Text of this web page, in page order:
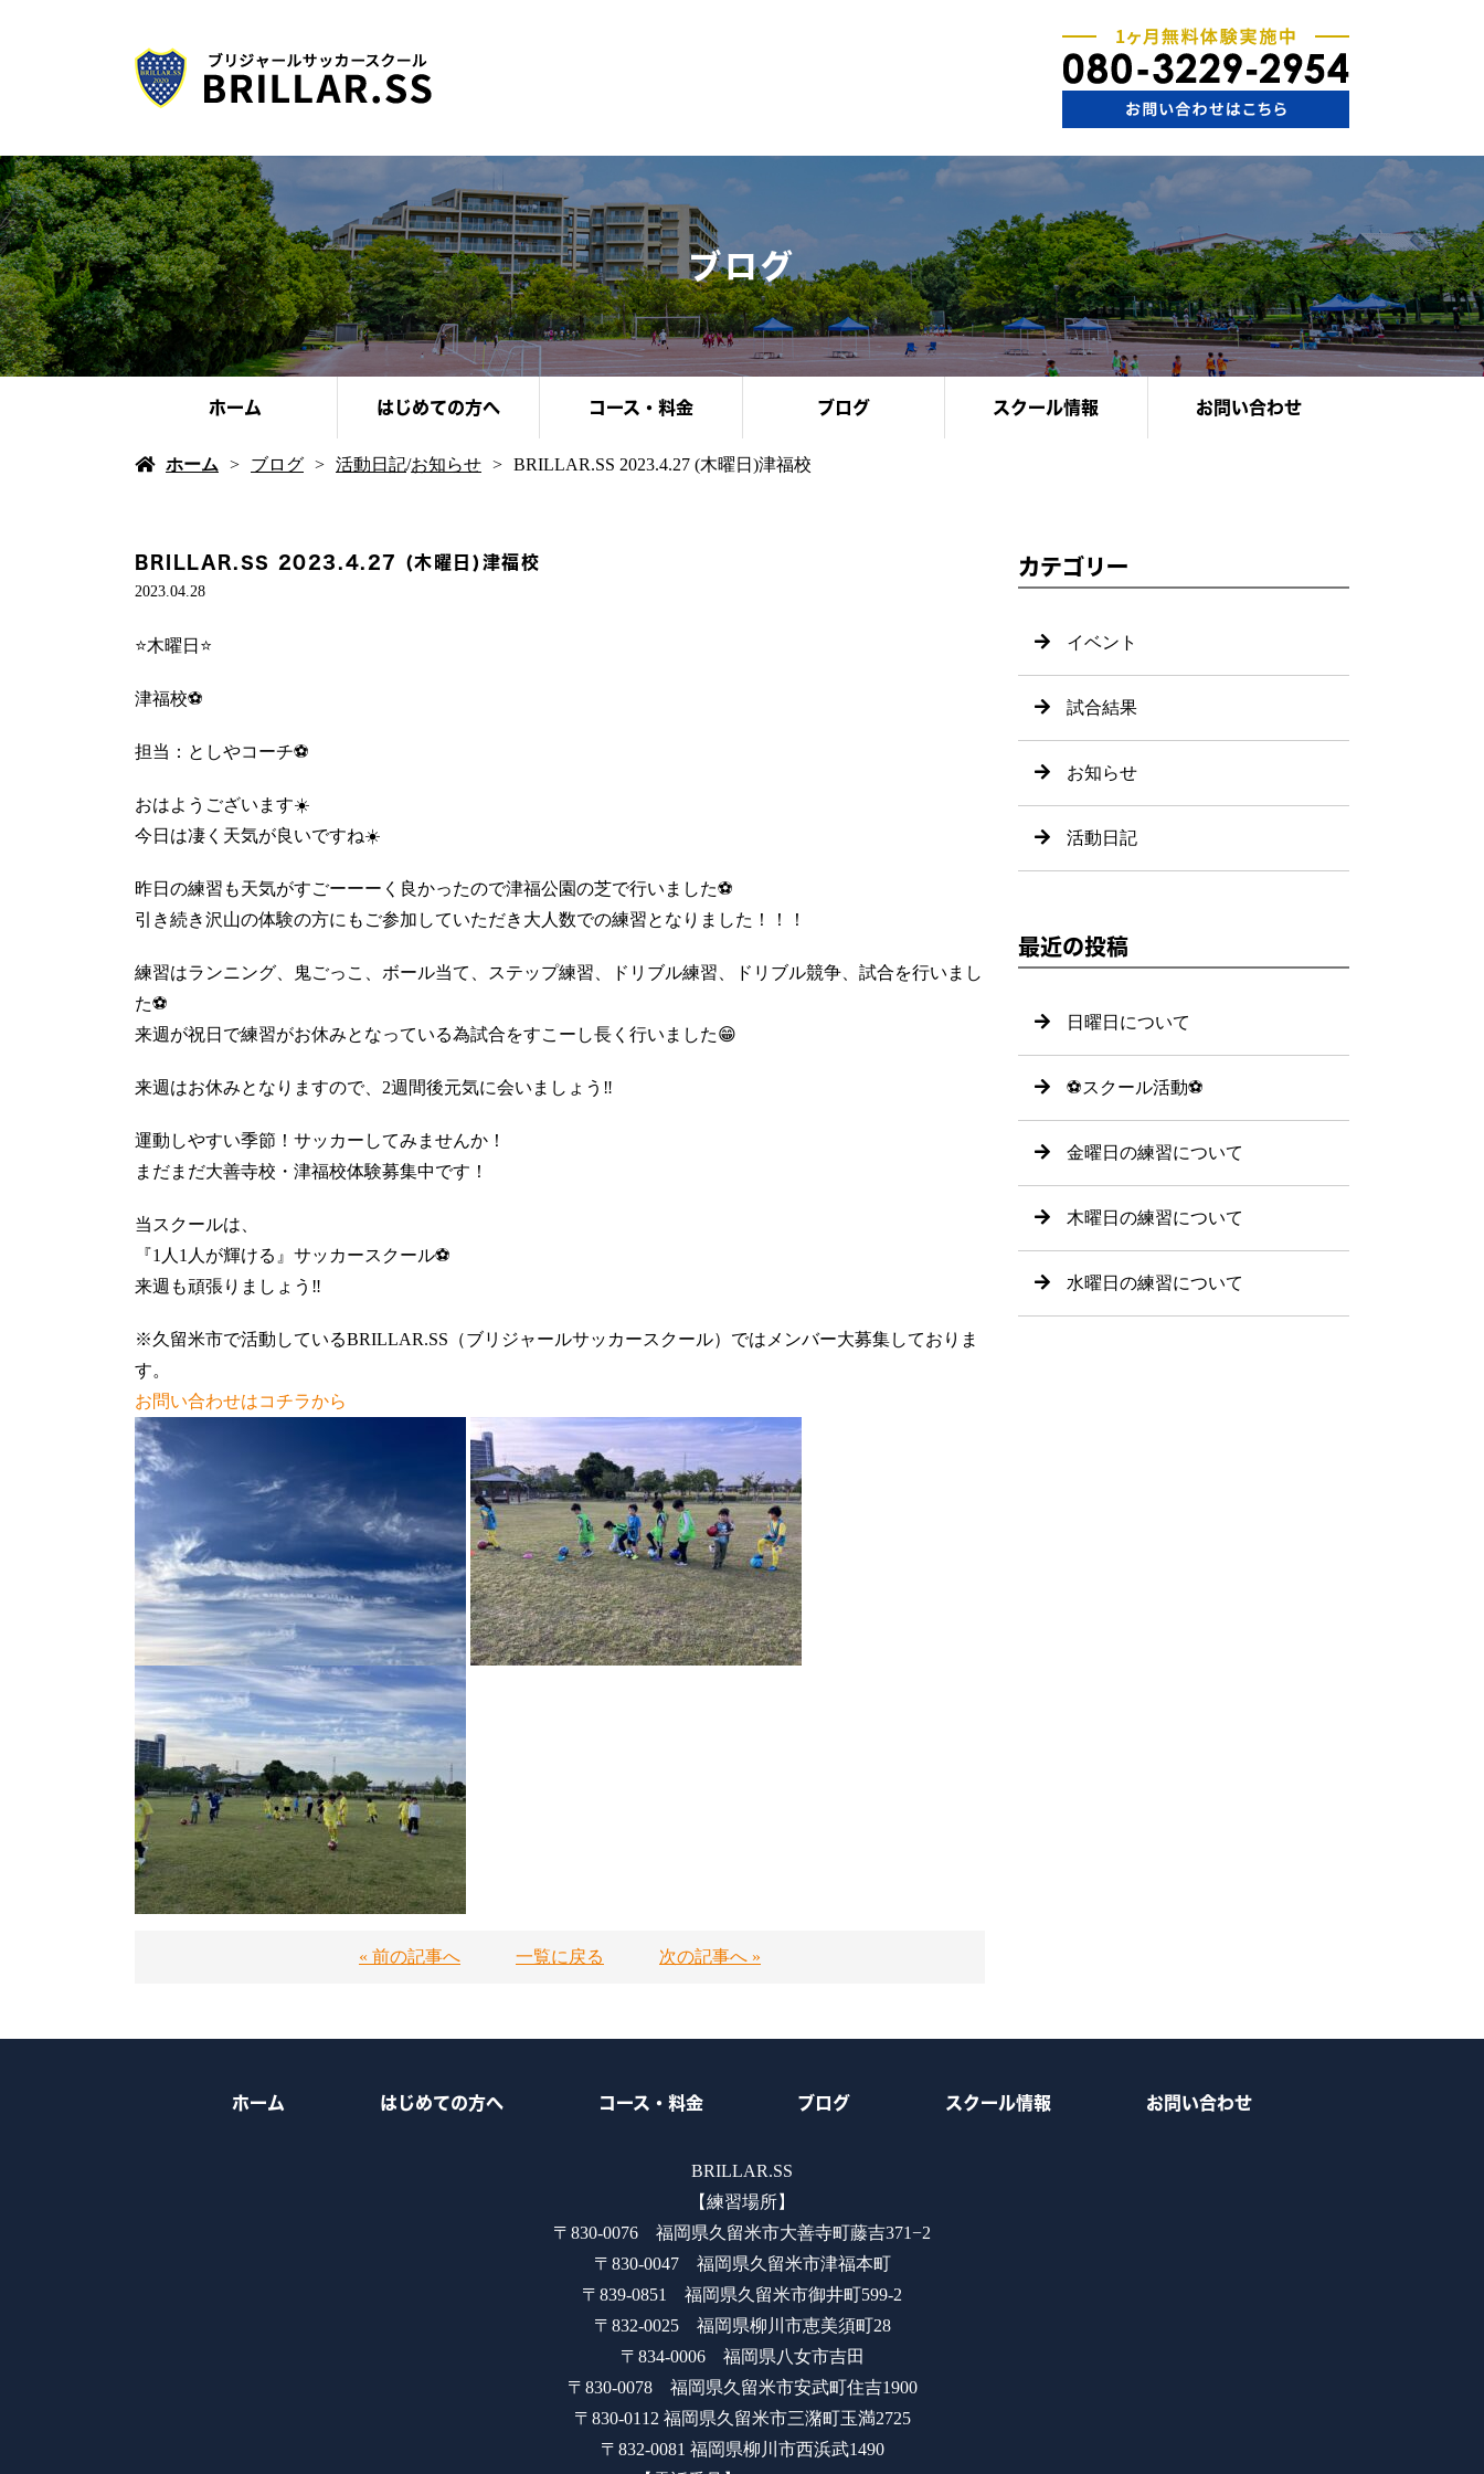
ブログ
ホーム はじめての方へ コース・料金 ブログ スクール情報 お問い合わせ
ホーム ブログ 活動日記/お知らせ BRILLAR.SS 2023.4.27 (木曜日)津福校
BRILLAR.SS 2023.4.27 (木曜日)津福校
2023.04.28
⭐️木曜日⭐️
津福校⚽️
担当：としやコーチ⚽️
おはようございます☀️
今日は凄く天気が良いですね☀️
昨日の練習も天気がすごーーーく良かったので津福公園の芝で行いました⚽️
引き続き沢山の体験の方にもご参加していただき大人数での練習となりました！！！
練習はランニング、鬼ごっこ、ボール当て、ステップ練習、ドリブル練習、ドリブル競争、試合を行いまし
た⚽️
来週が祝日で練習がお休みとなっている為試合をすこーし長く行いました😁
来週はお休みとなりますので、2週間後元気に会いましょう‼️
運動しやすい季節！サッカーしてみませんか！
まだまだ大善寺校・津福校体験募集中です！
当スクールは、
『1人1人が輝ける』サッカースクール⚽️
来週も頑張りましょう‼️
※久留米市で活動しているBRILLAR.SS（ブリジャールサッカースクール）ではメンバー大募集しておりま
す。
お問い合わせはコチラから
« 前の記事へ 一覧に戻る 次の記事へ »
カテゴリー
イベント
試合結果
お知らせ
活動日記
最近の投稿
日曜日について
⚽️スクール活動⚽️
金曜日の練習について
木曜日の練習について
水曜日の練習について
ホーム はじめての方へ コース・料金 ブログ スクール情報 お問い合わせ
BRILLAR.SS
【練習場所】
〒830-0076 福岡県久留米市大善寺町藤吉371−2
〒830-0047 福岡県久留米市津福本町
〒839-0851 福岡県久留米市御井町599-2
〒832-0025 福岡県柳川市恵美須町28
〒834-0006 福岡県八女市吉田
〒830-0078 福岡県久留米市安武町住吉1900
〒830-0112 福岡県久留米市三潴町玉満2725
〒832-0081 福岡県柳川市西浜武1490